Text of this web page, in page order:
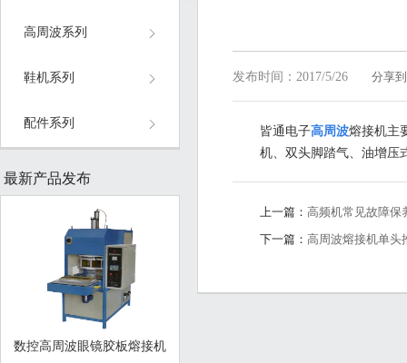
高周波系列
鞋机系列
配件系列
最新产品发布
数控高周波眼镜胶板熔接机
发布时间：2017/5/26 分享
皆通电子高周波熔接机主
机、双头脚踏气、油增压
上一篇： 高频机常见故障保
下一篇： 高周波熔接机单头